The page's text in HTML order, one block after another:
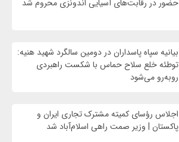
حضور در رقابت‌های آسیایی اندونزی محروم شد
بیانیه سپاه پاسداران در دومین سالگرد شهید هنیه:
توطئه خلع سلاح حماس با شکست راهبردی
روبه‌رو می‌شود
اجلاس رؤسای کمیته مشترک تجاری ایران و
پاکستان | وزیر صمت راهی اسلام‌آباد شد